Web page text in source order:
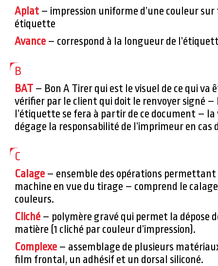
Aplat – impression uniforme d’une couleur
étiquette
Avance – correspond à la longueur de
B
BAT – Bon A Tirer qui est le visuel de ce qui va
vérifier par le client qui doit le renvoyer signé
l’étiquette se fera à partir de ce document –
dégage la responsabilité de l’imprimeur en cas
C
Calage – ensemble des opérations
machine en vue du tirage – comprend le
couleurs.
Cliché – polymère gravé qui permet la dépose
matière (1 cliché par couleur d’impression).
Complexe – assemblage de plusieurs
film frontal, un adhésif et un dorsal siliconé.